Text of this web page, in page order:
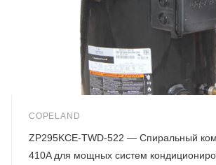
COPELAND
ZP295KCE-TWD-522 — Спиральный
410A для мощных систем